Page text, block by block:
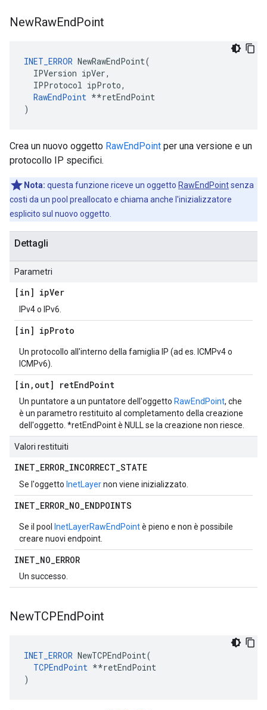
NewRawEndPoint
INET_ERROR NewRawEndPoint(
  IPVersion ipVer,
  IPProtocol ipProto,
RawEndPoint **retEndPoint
)
Crea un nuovo oggetto RawEndPoint per una versione e un
protocollo IP specifici.
Nota: questa funzione riceve un oggetto RawEndPointsenza
costi da un pool preallocato e chiama anche l'inizializzatore
esplicito sul nuovo oggetto.
Dettagli
Parametri
[in] ipVer
IPv4 o IPv6.
[in] ipProto
Un protocollo all'interno della famiglia IP (ad es. ICMPv4 o
ICMPv6).
[in , out] retEndPoint
Un puntatore a un puntatore dell'oggetto RawEndPoint, che
è un parametro restituito al completamento della creazione
dell'oggetto. *retEndPoint è NULL se la creazione non riesce.
Valori restituiti
INET_ERROR_INCORRECT_STATE
Se l'oggetto InetLayernon viene inizializzato.
INET_ERROR_NO_ENDPOINTS
Se il pool InetLayerRawEndPointè pieno e non è possibile
creare nuovi endpoint.
INET_NO_ERROR
Un successo.
NewTCPEndPoint
INET_ERROR NewTCPEndPoint(
TCPEndPoint **retEndPoint
)